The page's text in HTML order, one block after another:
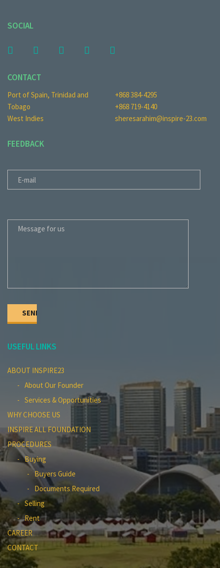
SOCIAL
CONTACT
Port of Spain, Trinidad and
Tobago
West Indies
+868 384-4295
+868 719-4140
sheresarahim@inspire-23.com
FEEDBACK
USEFUL LINKS
ABOUT INSPIRE23
About Our Founder
Services & Opportunities
WHY CHOOSE US
INSPIRE ALL FOUNDATION
PROCEDURES
Buying
Buyers Guide
Documents Required
Selling
Rent
CAREER
CONTACT